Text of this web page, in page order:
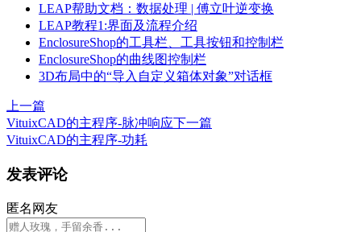
LEAP帮助文档：数据处理 | 傅立叶逆变换
LEAP教程1:界面及流程介绍
EnclosureShop的工具栏、工具按钮和控制栏
EnclosureShop的曲线图控制栏
3D布局中的“导入自定义箱体对象”对话框
上一篇
VituixCAD的主程序-脉冲响应下一篇
VituixCAD的主程序-功耗
发表评论
匿名网友